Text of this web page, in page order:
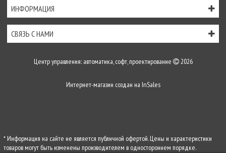
ИНФОРМАЦИЯ
СВЯЗЬ С НАМИ
Центр управления: автоматика, софт, проектирование 2026
Интернет-магазин создан на InSales
* Информация на сайте не является публичной офертой. Цены и характеристики
товаров могут быть изменены производителем в одностороннем порядке.